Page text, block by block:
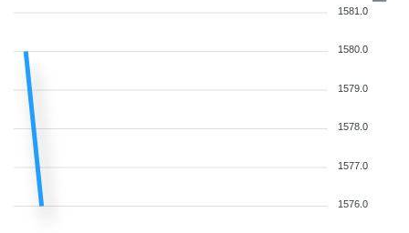
1581.0
1580.0
1579.0
1578.0
1577.0
1576.0